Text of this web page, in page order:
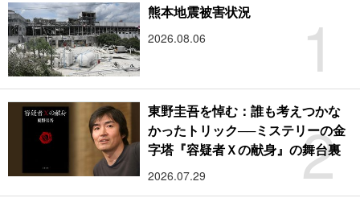
1
熊本地震被害状況
2026.08.06
2
東野圭吾を悼む：誰も考えつかな
かったトリック──ミステリーの金
字塔『容疑者Ｘの献身』の舞台裏
2026.07.29